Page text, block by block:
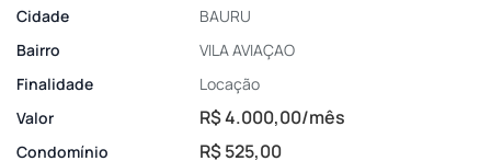
Cidade
BAURU
Bairro
VILA AVIAÇAO
Finalidade
Locação
Valor
R$ 4.000,00/mês
Condomínio R$ 525,00